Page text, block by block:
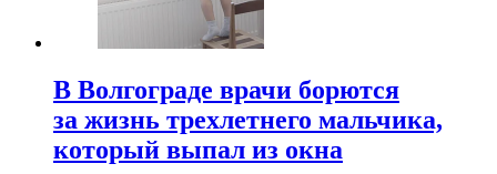
В Волгограде врачи борются
за жизнь трехлетнего мальчика,
который выпал из окна